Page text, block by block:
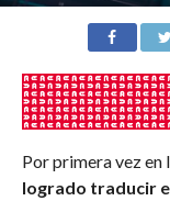
Por primera vez en
logrado traducir